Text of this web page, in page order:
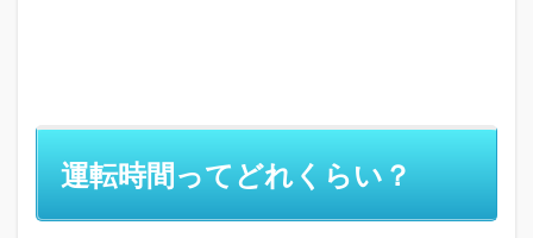
運転時間ってどれくらい？